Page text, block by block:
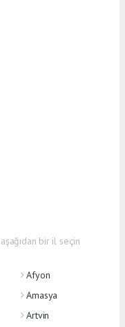
bir il seçin
Afyon
Amasya
Artvin